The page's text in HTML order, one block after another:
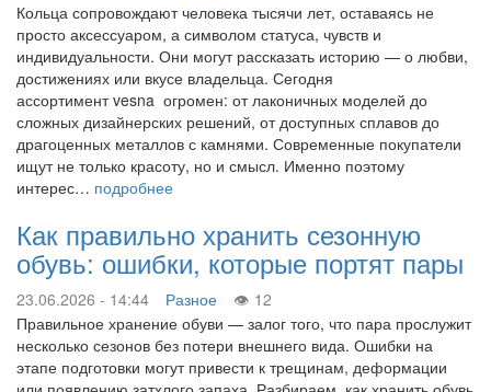
Кольца сопровождают человека тысячи лет, оставаясь не
просто аксессуаром, а символом статуса, чувств и
индивидуальности. Они могут рассказать историю — о любви,
достижениях или вкусе владельца. Сегодня
ассортимент vesna огромен: от лаконичных моделей до
сложных дизайнерских решений, от доступных сплавов до
драгоценных металлов с камнями. Современные покупатели
ищут не только красоту, но и смысл. Именно поэтому
интерес… подробнее
Как правильно хранить сезонную
обувь: ошибки, которые портят пары
23.06.2026 - 14:44 Разное
12
Правильное хранение обуви — залог того, что пара прослужит
несколько сезонов без потери внешнего вида. Ошибки на
этапе подготовки могут привести к трещинам, деформации